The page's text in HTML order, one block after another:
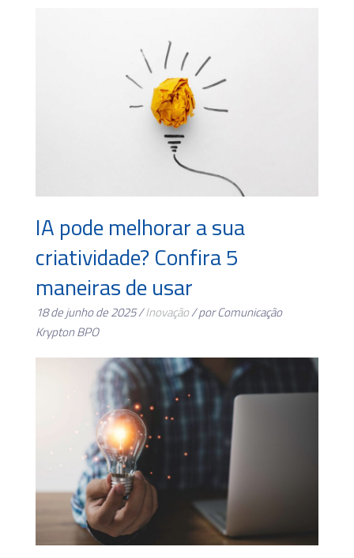
IA pode melhorar a sua
criatividade? Confira 5
maneiras de usar
18 de junho de 2025 /Inovação/ por Comunicação
Krypton BPO